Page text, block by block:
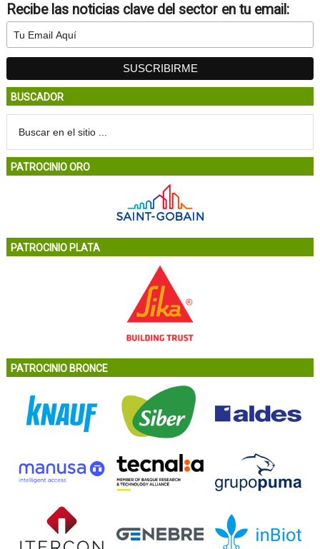
Recibe las noticias clave del sector en tu email:
BUSCADOR
PATROCINIO ORO
PATROCINIO PLATA
PATROCINIO BRONCE